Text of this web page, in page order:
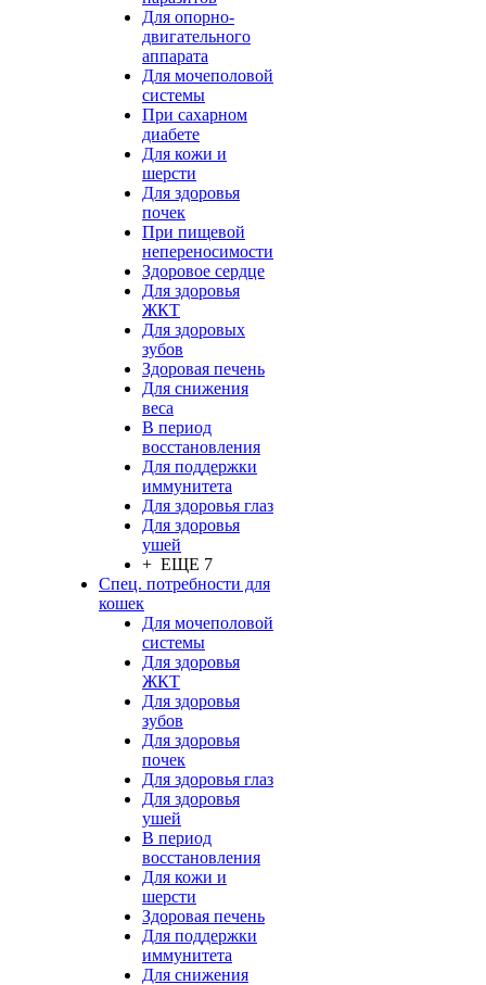
Для опорно-
двигательного
аппарата
Для мочеполовой
системы
При сахарном
диабете
Для кожи и
шерсти
Для здоровья
почек
При пищевой
непереносимости
Здоровое сердце
Для здоровья
ЖКТ
Для здоровых
зубов
Здоровая печень
Для снижения
веса
В период
восстановления
Для поддержки
иммунитета
Для здоровья глаз
Для здоровья
ушей
+ ЕЩЕ 7
Спец. потребности для
кошек
Для мочеполовой
системы
Для здоровья
ЖКТ
Для здоровья
зубов
Для здоровья
почек
Для здоровья глаз
Для здоровья
ушей
В период
восстановления
Для кожи и
шерсти
Здоровая печень
Для поддержки
иммунитета
Для снижения